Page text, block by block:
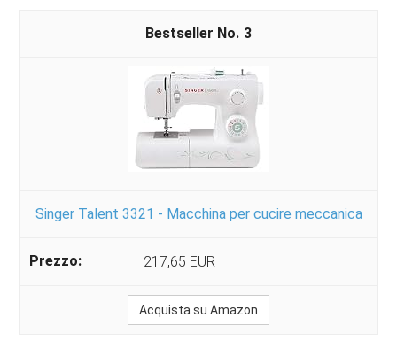
3
Singer Talent 3321 - Macchina per cucire meccanica
217,65 EUR
Acquista su Amazon